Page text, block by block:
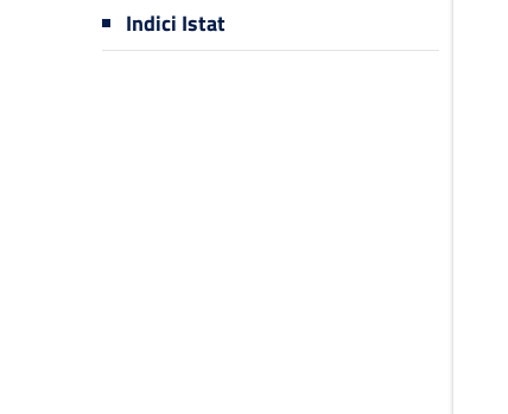
Indici Istat